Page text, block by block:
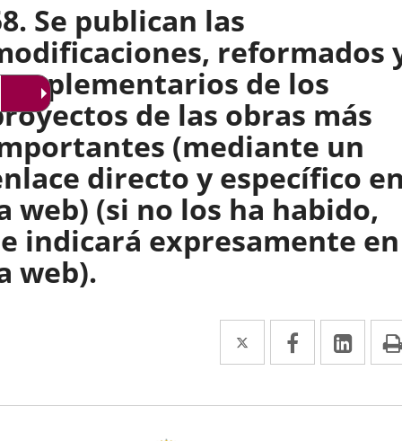
Se publican las
reformados
de los
de las obras más
(mediante un
directo y específico
web) (si no los ha habido,
indicará expresamente en
web).
Twitter
Enlace
a
Facebook
Enlace
a
a